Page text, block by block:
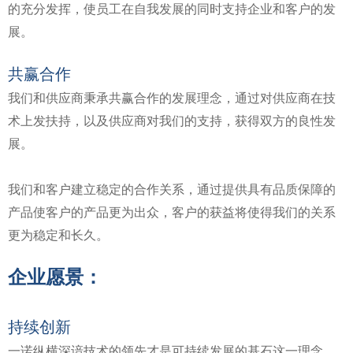
的充分发挥，使员工在自我发展的同时支持企业和客户的发
展。
共赢合作
我们和供应商秉承共赢合作的发展理念，通过对供应商在技
术上发扶持，以及供应商对我们的支持，获得双方的良性发
展。
我们和客户建立稳定的合作关系，通过提供具有品质保障的
产品使客户的产品更为出众，客户的获益将使得我们的关系
更为稳定和长久。
企业愿景：
持续创新